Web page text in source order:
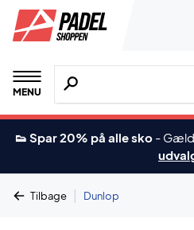
MENU
Søg efter produkter,
👟 Spar 20% på alle sko -
Tilbage | Dunlop